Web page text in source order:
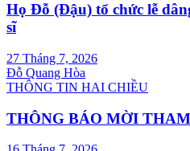
Họ Đỗ (Đậu) tổ chức lễ
sĩ
27 Tháng 7, 2026
Đỗ Quang Hòa
THÔNG TIN HAI CHIỀU
THÔNG BÁO MỜI